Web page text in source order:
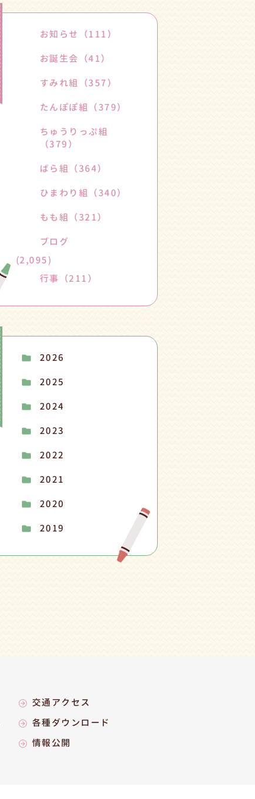
お知らせ
（111）
お誕生会
（41）
すみれ組
（357）
たんぽぽ組 （379）
ちゅうりっぷ組
（379）
ばら組 （364）
ひまわり組 （340）
もも組 （321）
ブログ
(2,095)
行事
（211）
2026
2025
2024
2023
2022
2021
2020
2019
交通アクセス
各種ダウンロード
情報公開